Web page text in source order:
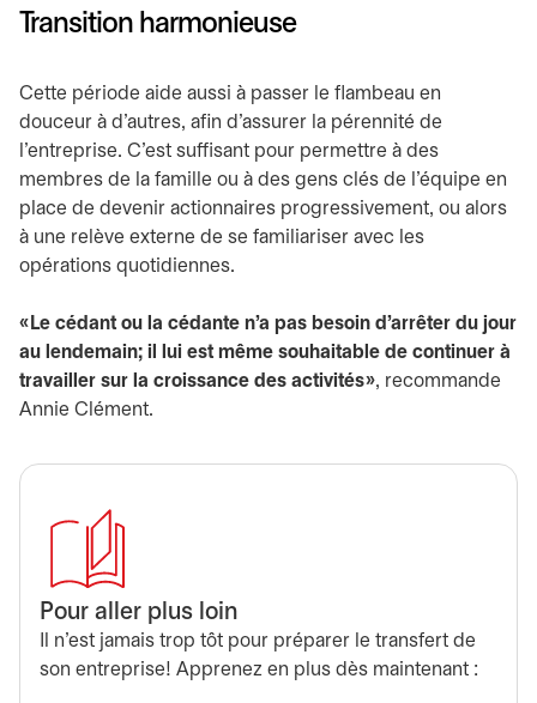
Transition harmonieuse
Cette période aide aussi à passer le flambeau en
douceur à d’autres, afin d’assurer la pérennité de
l’entreprise. C’est suffisant pour permettre à des
membres de la famille ou à des gens clés de l’équipe en
place de devenir actionnaires progressivement, ou alors
à une relève externe de se familiariser avec les
opérations quotidiennes.
« Le cédant ou la cédante n’a pas besoin d’arrêter du jour
au lendemain; il lui est même souhaitable de continuer à
travailler sur la croissance des activités », recommande
Annie Clément.
Pour aller plus loin
Il n’est jamais trop tôt pour préparer le transfert de
son entreprise! Apprenez en plus dès maintenant :